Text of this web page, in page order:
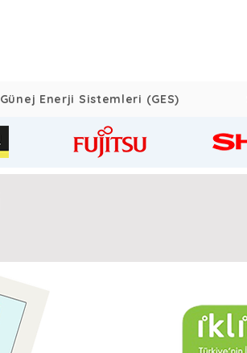
Günej Enerji Sistemleri (GES)